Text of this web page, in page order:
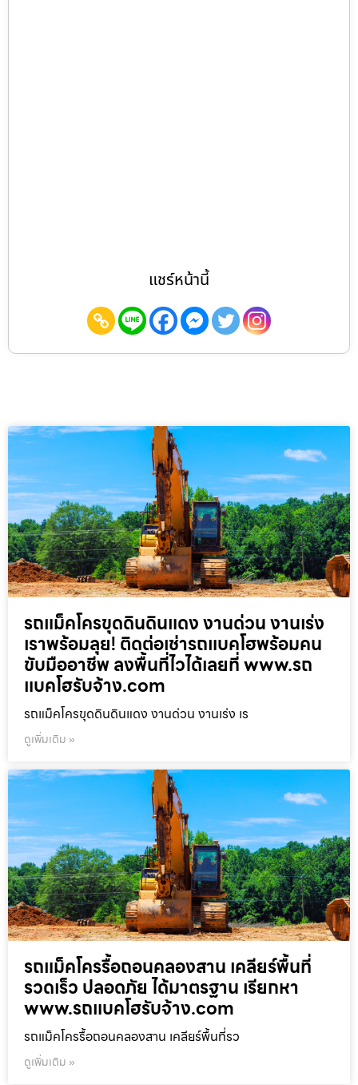
แชร์หน้านี้
รถแม็คโครขุดดินดินแดง งานด่วน งานเร่ง
เราพร้อมลุย! ติดต่อเช่ารถแบคโฮพร้อมคน
ขับมืออาชีพ ลงพื้นที่ไวได้เลยที่ www.รถ
แบคโฮรับจ้าง.com
รถแม็คโครขุดดินดินแดง งานด่วน งานเร่ง เร
ดูเพิ่มเติม »
รถแม็คโครรื้อถอนคลองสาน เคลียร์พื้นที่
รวดเร็ว ปลอดภัย ได้มาตรฐาน เรียกหา
www.รถแบคโฮรับจ้าง.com
รถแม็คโครรื้อถอนคลองสาน เคลียร์พื้นที่รว
ดูเพิ่มเติม »